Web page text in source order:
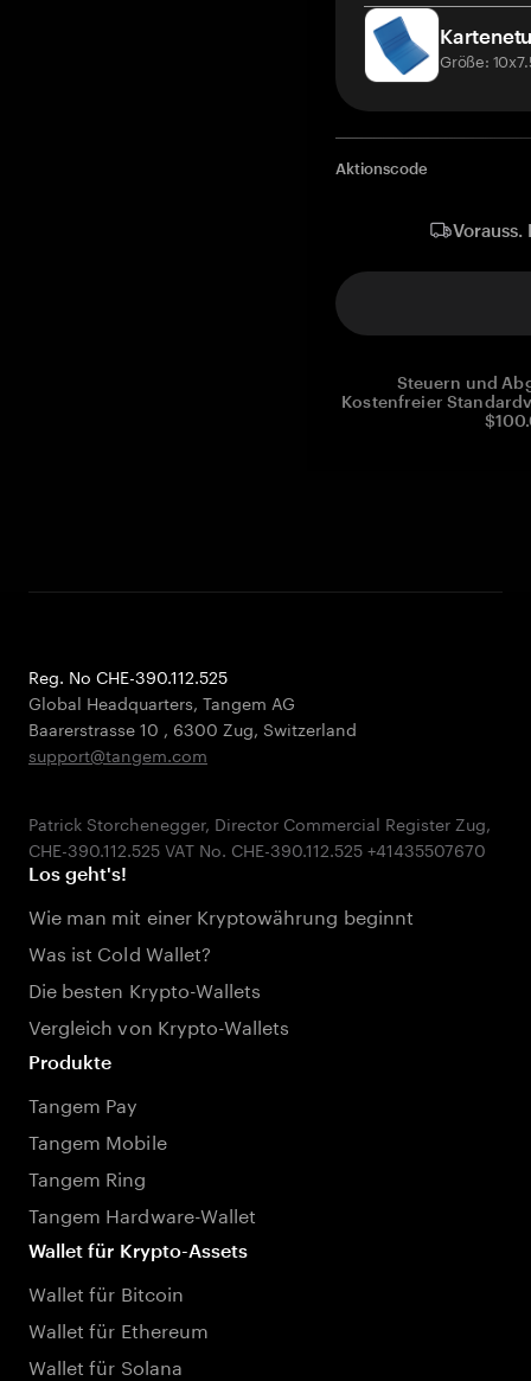
Größe:
Aktionscode
Steuern und
Kostenfreier
Reg. No CHE-390.112.525
Global Headquarters, Tangem AG
Baarerstrasse 10 , 6300 Zug, Switzerland
support@tangem.com
Patrick Storchenegger, Director Commercial Register Zug,
Los geht's!
Wie man mit einer Kryptowährung beginnt
Was ist Cold Wallet?
Die besten Krypto-Wallets
Vergleich von Krypto-Wallets
Produkte
Tangem Pay
Tangem Mobile
Tangem Ring
Tangem Hardware-Wallet
Wallet für Krypto-Assets
Wallet für Bitcoin
Wallet für Ethereum
Wallet für Solana